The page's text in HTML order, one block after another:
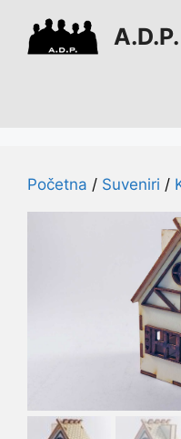
sadržaj
Početna / Suveniri /